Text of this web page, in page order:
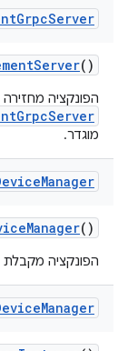
GrpcServer
Server()
הפונקציה
מוגדר.
Manager
Manager()
הפונקציה
Manager